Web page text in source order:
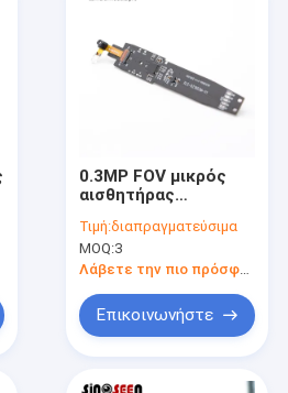
0.3MP FOV μικρός
αισθητήρας
καμερών για τη
μάνδρα ανάγνωσης
εκπαίδευσης
Τιμή:διαπραγματεύσιμα
MOQ:3
Λάβετε την πιο πρόσφατη τιμή
Επικοινωνήστε